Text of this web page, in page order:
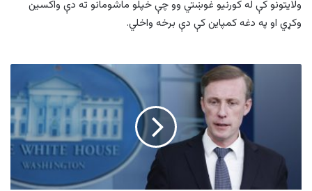
ولايتونو کې له کورنيو غوښتي وو چې خپلو ماشومانو ته دې واکسین
وکړي او په دغه کمپاین کې دې برخه واخلي.
سپينه
لاسرسي
په